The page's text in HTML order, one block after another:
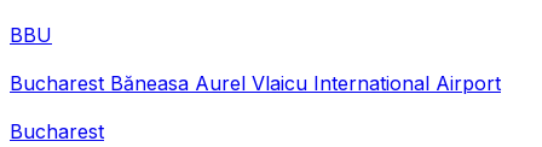
BBU
Bucharest Băneasa Aurel Vlaicu International Airport
Bucharest